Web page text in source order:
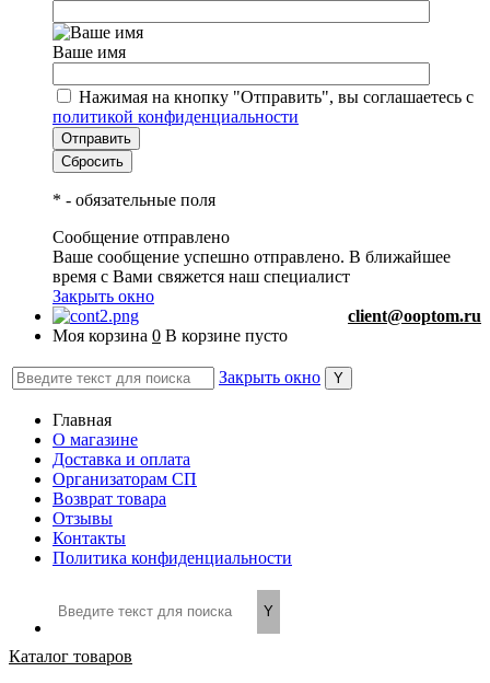
Ваше имя
Нажимая на кнопку "Отправить", вы соглашаетесь с
политикой конфиденциальности
* - обязательные поля
Сообщение отправлено
Ваше сообщение успешно отправлено. В ближайшее
время с Вами свяжется наш специалист
Закрыть окно
client@ooptom.ru
Моя корзина 0 В корзине пусто
Закрыть окно
Главная
О магазине
Доставка и оплата
Организаторам СП
Возврат товара
Отзывы
Контакты
Политика конфиденциальности
Каталог товаров